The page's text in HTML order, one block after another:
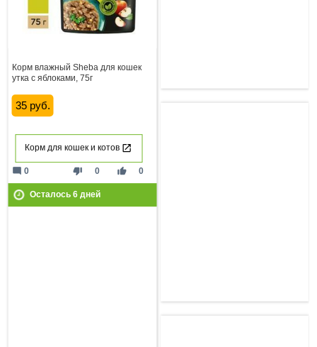
Корм влажный Sheba для кошек
утка с яблоками, 75г
35 руб.
Корм для кошек и котов
thumb_down 0 thumb_up 0
mode_comment 0
Осталось 6дней